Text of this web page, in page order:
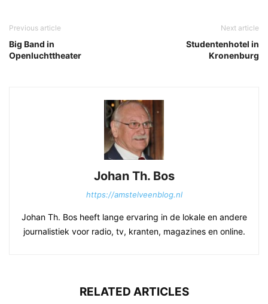
Previous article
Big Band in
Openluchttheater
Next article
Studentenhotel in
Kronenburg
Johan Th. Bos
https://amstelveenblog.nl
Johan Th. Bos heeft lange ervaring in de lokale en andere
journalistiek voor radio, tv, kranten, magazines en online.
RELATED ARTICLES